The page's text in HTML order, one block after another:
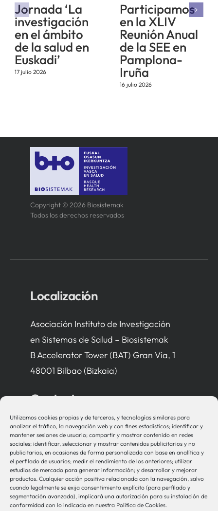
Utilizamos cookies propias y de terceros, y tecnologías similares para
analizar el tráfico, la navegación web y con fines estadísticos; identificar y
mantener sesiones de usuario; compartir y mostrar contenido en redes
sociales; identificar, seleccionar y mostrar contenidos publicitarios y no
publicitarios, en ocasiones de forma personalizada con base en analítica y
el perfilado de usuarios; medir el rendimiento de los anteriores; utilizar
estudios de mercado para generar información; y desarrollar y mejorar
productos. Cualquier acción positiva relacionada con la navegación, salvo
cuando legalmente se exija consentimiento explícito (para perfilado y
segmentación avanzada), implicará una autorización para su instalación de
conformidad con lo indicado en nuestra Política de Cookies.
Jornada ‘La
investigación
en el ámbito
de la salud en
Euskadi’
17 julio 2026
Participamos
en la XLIV
Reunión Anual
de la SEE en
Pamplona-
Iruña
16 julio 2026
Copyright © 2026 Biosistemak
Todos los derechos reservados
Localización
Asociación Instituto de Investigación
en Sistemas de Salud – Biosistemak
B Accelerator Tower (BAT) Gran Vía, 1
48001 Bilbao (Bizkaia)
Contacto
bio-sistemak@bio-sistemak.eus
944 00 77 90
Otros Enlaces